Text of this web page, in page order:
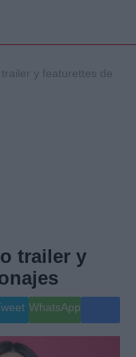
y featurettes de
trailer y
WhatsApp